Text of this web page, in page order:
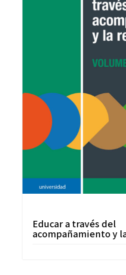
Educar a través del
acompañamiento y